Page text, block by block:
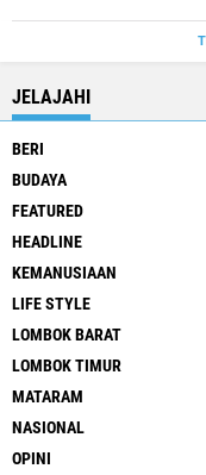
JELAJAHI
BERI
BUDAYA
FEATURED
HEADLINE
KEMANUSIAAN
LIFE STYLE
LOMBOK BARAT
LOMBOK TIMUR
MATARAM
NASIONAL
OPINI